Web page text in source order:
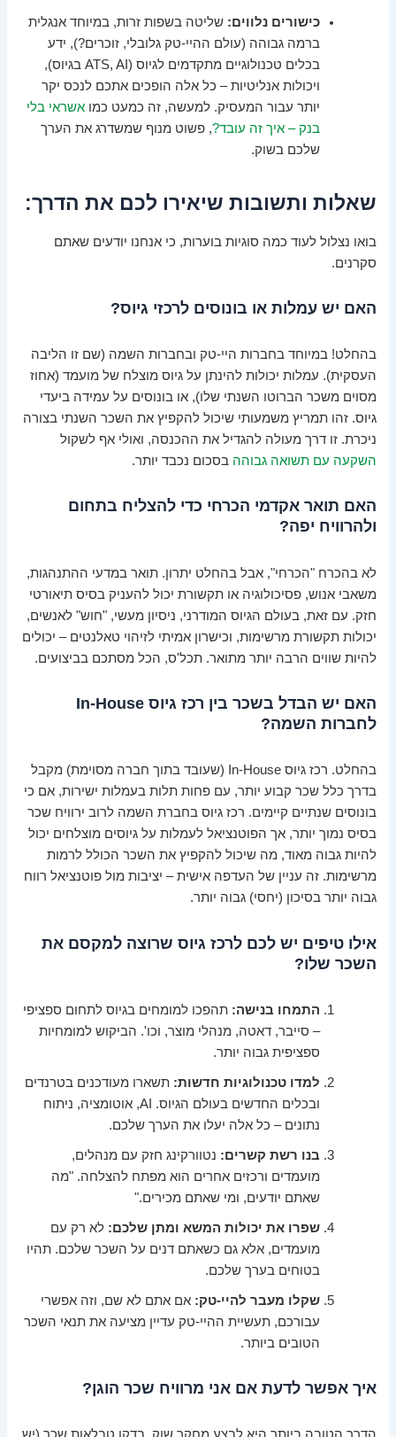
כישורים נלווים: שליטה בשפות זרות, במיוחד אנגלית
ברמה גבוהה (עולם ההיי-טק גלובלי, זוכרים?), ידע
בכלים טכנולוגיים מתקדמים לגיוס (ATS, AI בגיוס),
ויכולות אנליטיות – כל אלה הופכים אתכם לנכס יקר
יותר עבור המעסיק. למעשה, זה כמעט כמואשראי בלי
בנק – איך זה עובד?, פשוט מנוף שמשדרג את הערך
שלכם בשוק.
שאלות ותשובות שיאירו לכם את הדרך:
בואו נצלול לעוד כמה סוגיות בוערות, כי אנחנו יודעים שאתם
סקרנים.
האם יש עמלות או בונוסים לרכזי גיוס?
בהחלט! במיוחד בחברות היי-טק ובחברות השמה (שם זו הליבה
העסקית). עמלות יכולות להינתן על גיוס מוצלח של מועמד (אחוז
מסוים משכר הברוטו השנתי שלו), או בונוסים על עמידה ביעדי
גיוס. זהו תמריץ משמעותי שיכול להקפיץ את השכר השנתי בצורה
ניכרת. זו דרך מעולה להגדיל את ההכנסה, ואולי אף לשקול
השקעה עם תשואה גבוהה בסכום נכבד יותר.
האם תואר אקדמי הכרחי כדי להצליח בתחום
ולהרוויח יפה?
לא בהכרח "הכרחי", אבל בהחלט יתרון. תואר במדעי ההתנהגות,
משאבי אנוש, פסיכולוגיה או תקשורת יכול להעניק בסיס תיאורטי
חזק. עם זאת, בעולם הגיוס המודרני, ניסיון מעשי, "חוש" לאנשים,
יכולות תקשורת מרשימות, וכישרון אמיתי לזיהוי טאלנטים – יכולים
להיות שווים הרבה יותר מתואר. תכל'ס, הכל מסתכם בביצועים.
האם יש הבדל בשכר בין רכז גיוס In-House
לחברות השמה?
בהחלט. רכז גיוס In-House (שעובד בתוך חברה מסוימת) מקבל
בדרך כלל שכר קבוע יותר, עם פחות תלות בעמלות ישירות, אם כי
בונוסים שנתיים קיימים. רכז גיוס בחברת השמה לרוב ירוויח שכר
בסיס נמוך יותר, אך הפוטנציאל לעמלות על גיוסים מוצלחים יכול
להיות גבוה מאוד, מה שיכול להקפיץ את השכר הכולל לרמות
מרשימות. זה עניין של העדפה אישית – יציבות מול פוטנציאל רווח
גבוה יותר בסיכון (יחסי) גבוה יותר.
אילו טיפים יש לכם לרכז גיוס שרוצה למקסם את
השכר שלו?
התמחו בנישה: תהפכו למומחים בגיוס לתחום ספציפי
– סייבר, דאטה, מנהלי מוצר, וכו'. הביקוש למומחיות
ספציפית גבוה יותר.
למדו טכנולוגיות חדשות: תשארו מעודכנים בטרנדים
ובכלים החדשים בעולם הגיוס. AI, אוטומציה, ניתוח
נתונים – כל אלה יעלו את הערך שלכם.
בנו רשת קשרים: נטוורקינג חזק עם מנהלים,
מועמדים ורכזים אחרים הוא מפתח להצלחה. "מה
שאתם יודעים, ומי שאתם מכירים."
שפרו את יכולות המשא ומתן שלכם: לא רק עם
מועמדים, אלא גם כשאתם דנים על השכר שלכם. תהיו
בטוחים בערך שלכם.
שקלו מעבר להיי-טק: אם אתם לא שם, וזה אפשרי
עבורכם, תעשיית ההיי-טק עדיין מציעה את תנאי השכר
הטובים ביותר.
איך אפשר לדעת אם אני מרוויח שכר הוגן?